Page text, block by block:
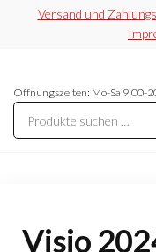
Versand und
Securesoft
Shop
statt
riskieren
Öffnungszeiten: Mo-Sa 9:00-
Visio